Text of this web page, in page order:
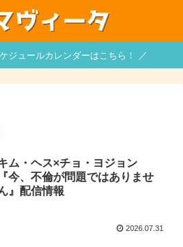
ジュールカレンダーはこちら！ ／
ム・ヘス×チョ・ヨジョン
『今、不倫が問題ではありませ
』配信情報
2026.07.31